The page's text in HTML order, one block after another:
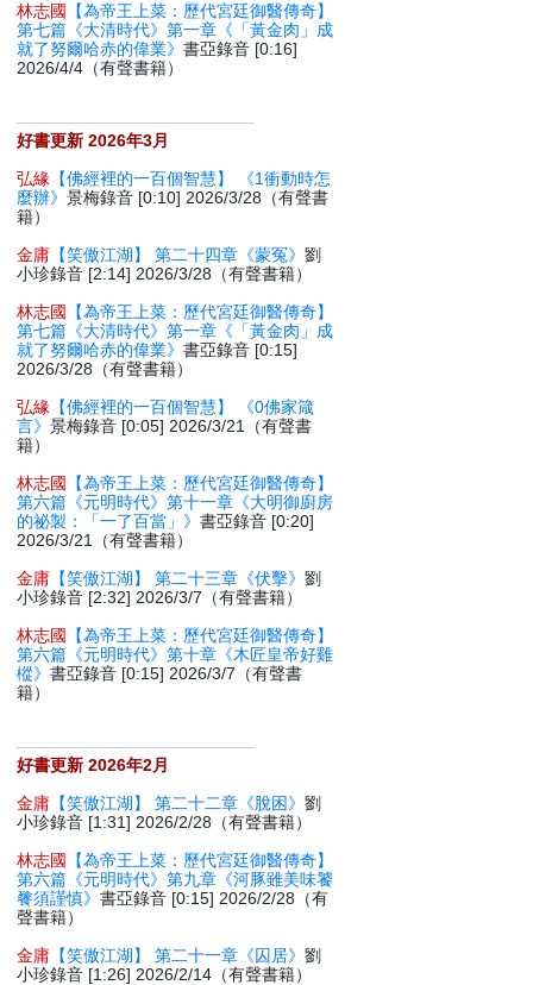
林志國
【為帝王上菜：歷代宮廷御醫傳奇】
第七篇《大清時代》第一章《「黃金肉」成
就了努爾哈赤的偉業》書亞錄音 [0:16]
2026/4/4（有聲書籍）
好書更新 2026年3月
弘緣 【佛經裡的一百個智慧】 《1衝動時怎
麼辦》景梅錄音 [0:10] 2026/3/28（有聲書
籍）
金庸 【笑傲江湖】 第二十四章《蒙冤》劉
小珍錄音 [2:14] 2026/3/28（有聲書籍）
林志國
【為帝王上菜：歷代宮廷御醫傳奇】
第七篇《大清時代》第一章《「黃金肉」成
就了努爾哈赤的偉業》書亞錄音 [0:15]
2026/3/28（有聲書籍）
弘緣 【佛經裡的一百個智慧】 《0佛家箴
言》景梅錄音 [0:05] 2026/3/21（有聲書
籍）
林志國
【為帝王上菜：歷代宮廷御醫傳奇】
第六篇《元明時代》第十一章《大明御廚房
的祕製：「一了百當」》書亞錄音 [0:20]
2026/3/21（有聲書籍）
金庸 【笑傲江湖】 第二十三章《伏擊》劉
小珍錄音 [2:32] 2026/3/7（有聲書籍）
林志國
【為帝王上菜：歷代宮廷御醫傳奇】
第六篇《元明時代》第十章《木匠皇帝好雞
樅》書亞錄音 [0:15] 2026/3/7（有聲書
籍）
好書更新 2026年2月
金庸 【笑傲江湖】 第二十二章《脫困》劉
小珍錄音 [1:31] 2026/2/28（有聲書籍）
林志國
【為帝王上菜：歷代宮廷御醫傳奇】
第六篇《元明時代》第九章《河豚雖美味饕
餮須謹慎》書亞錄音 [0:15] 2026/2/28（有
聲書籍）
金庸 【笑傲江湖】 第二十一章《囚居》劉
小珍錄音 [1:26] 2026/2/14（有聲書籍）